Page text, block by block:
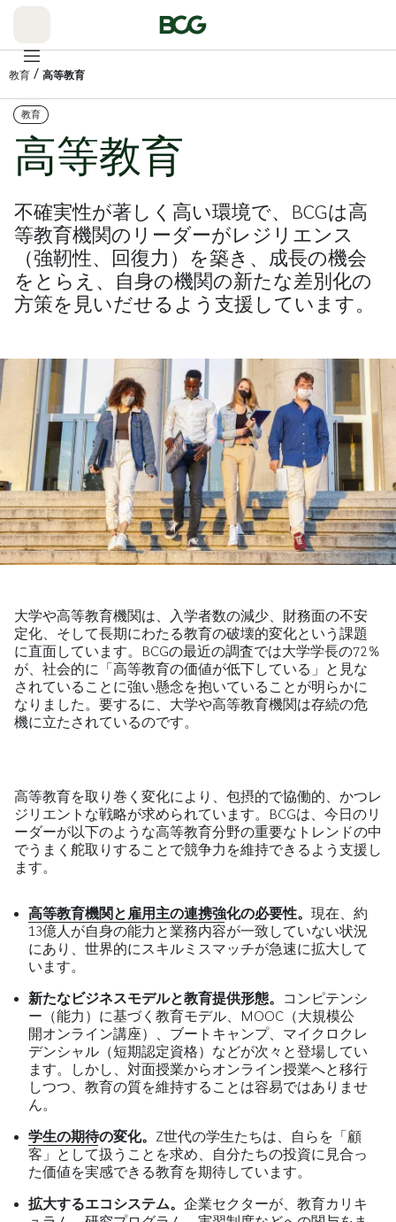
教育 / 高等教育
教育
高等教育
不確実性が著しく高い環境で、BCGは高
等教育機関のリーダーがレジリエンス
（強靭性、回復力）を築き、成長の機会
をとらえ、自身の機関の新たな差別化の
方策を見いだせるよう支援しています。
大学や高等教育機関は、入学者数の減少、財務面の不安
定化、そして長期にわたる教育の破壊的変化という課題
に直面しています。BCGの最近の調査では大学学長の72％
が、社会的に「高等教育の価値が低下している」と見な
されていることに強い懸念を抱いていることが明らかに
なりました。要するに、大学や高等教育機関は存続の危
機に立たされているのです。
高等教育を取り巻く変化により、包摂的で協働的、かつレ
ジリエントな戦略が求められています。BCGは、今日のリ
ーダーが以下のような高等教育分野の重要なトレンドの中
でうまく舵取りすることで競争力を維持できるよう支援し
ます。
高等教育機関と雇用主の連携強化の必要性。 現在、約
13億人が自身の能力と業務内容が一致していない状況
にあり、世界的にスキルミスマッチが急速に拡大して
います。
新たなビジネスモデルと教育提供形態。
コンピテンシ
ー（能力）に基づく教育モデル、MOOC（大規模公
開オンライン講座）、ブートキャンプ、マイクロクレ
デンシャル（短期認定資格）などが次々と登場してい
ます。しかし、対面授業からオンライン授業へと移行
しつつ、教育の質を維持することは容易ではありませ
ん。
学生の期待の変化。 Z世代の学生たちは、自らを「顧
客」として扱うことを求め、自分たちの投資に見合っ
た価値を実感できる教育を期待しています。
拡大するエコシステム。 企業セクターが、教育カリキ